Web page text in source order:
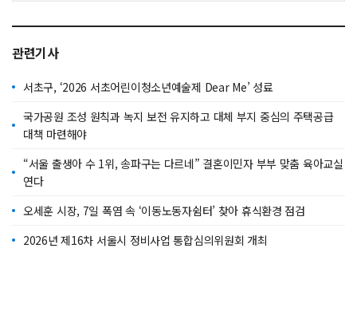
관련기사
서초구, ‘2026 서초어린이청소년예술제 Dear Me’ 성료
국가공원 조성 원칙과 녹지 보전 유지하고 대체 부지 중심의 주택공급
대책 마련해야
“서울 출생아 수 1위, 송파구는 다르네” 결혼이민자 부부 맞춤 육아교실
연다
오세훈 시장, 7일 폭염 속 ‘이동노동자쉼터’ 찾아 휴식환경 점검
2026년 제16차 서울시 정비사업 통합심의위원회 개최